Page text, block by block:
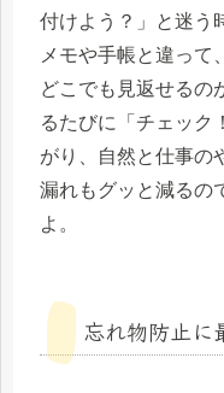
付けよう？」と迷う
メモや手帳と違って
どこでも見返せるの
るたびに「チェック
がり、自然と仕事の
漏れもグッと減るの
よ。
忘れ物防止に